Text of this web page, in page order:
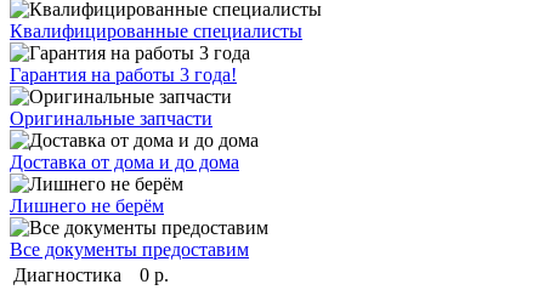
Квалифицированные специалисты
Гарантия на работы 3 года!
Оригинальные запчасти
Доставка от дома и до дома
Лишнего не берём
Все документы предоставим
Диагностика
0 р.